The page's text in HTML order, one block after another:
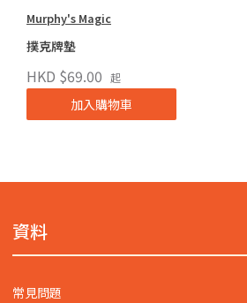
Murphy's Magic
撲克牌墊
HKD $69.00 起
加入購物車
資料
常見問題